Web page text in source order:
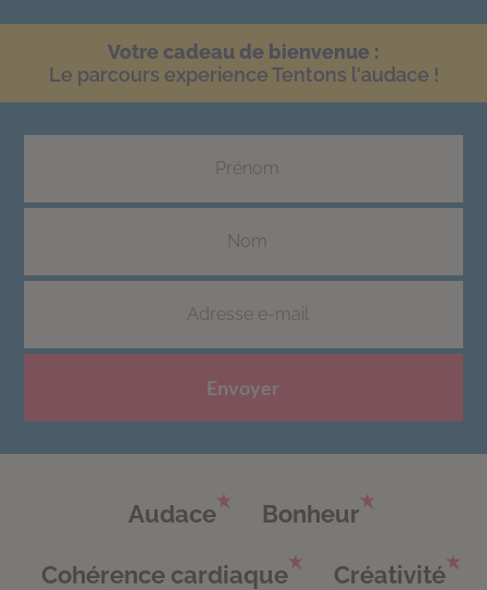
Votre cadeau de bienvenue :
Le parcours experience Tentons l'audace !
Envoyer
Audace Bonheur
Cohérence cardiaque Créativité